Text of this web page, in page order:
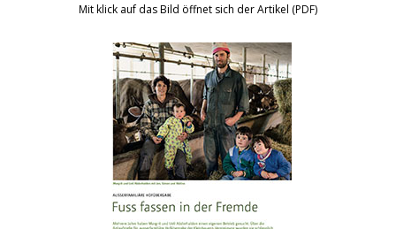
Mit klick auf das Bild öffnet sich der Artikel (PDF)